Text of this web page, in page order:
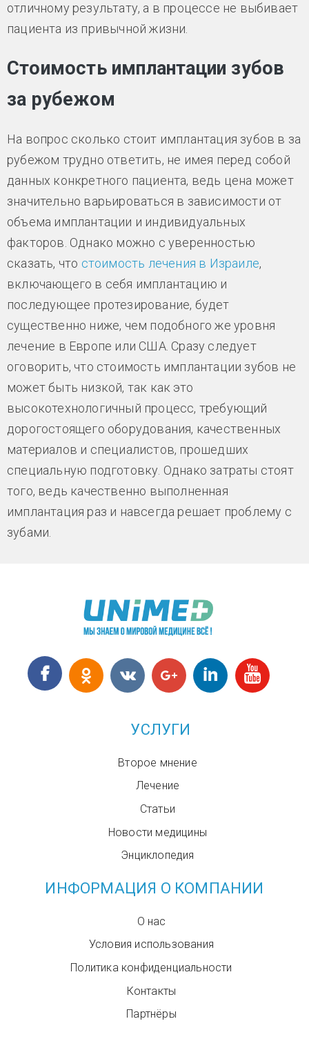
отличному результату, а в процессе не выбивает
пациента из привычной жизни.
Стоимость имплантации зубов
за рубежом
На вопрос сколько стоит имплантация зубов в за
рубежом трудно ответить, не имея перед собой
данных конкретного пациента, ведь цена может
значительно варьироваться в зависимости от
объема имплантации и индивидуальных
факторов. Однако можно с уверенностью
сказать, что стоимость лечения в Израиле,
включающего в себя имплантацию и
последующее протезирование, будет
существенно ниже, чем подобного же уровня
лечение в Европе или США. Сразу следует
оговорить, что стоимость имплантации зубов не
может быть низкой, так как это
высокотехнологичный процесс, требующий
дорогостоящего оборудования, качественных
материалов и специалистов, прошедших
специальную подготовку. Однако затраты стоят
того, ведь качественно выполненная
имплантация раз и навсегда решает проблему с
зубами.
УСЛУГИ
Второе мнение
Лечение
Статьи
Новости медицины
Энциклопедия
ИНФОРМАЦИЯ О КОМПАНИИ
О нас
Условия использования
Политика конфиденциальности
Контакты
Партнёры